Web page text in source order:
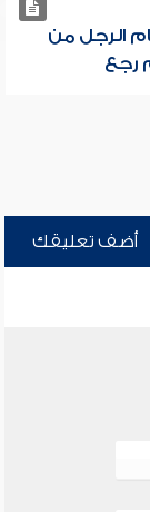
قام الرجل من
رجع
أضف تعليقك